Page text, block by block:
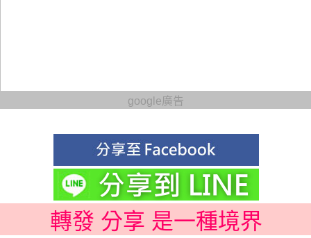
google廣告
轉發 分享 是一種境界